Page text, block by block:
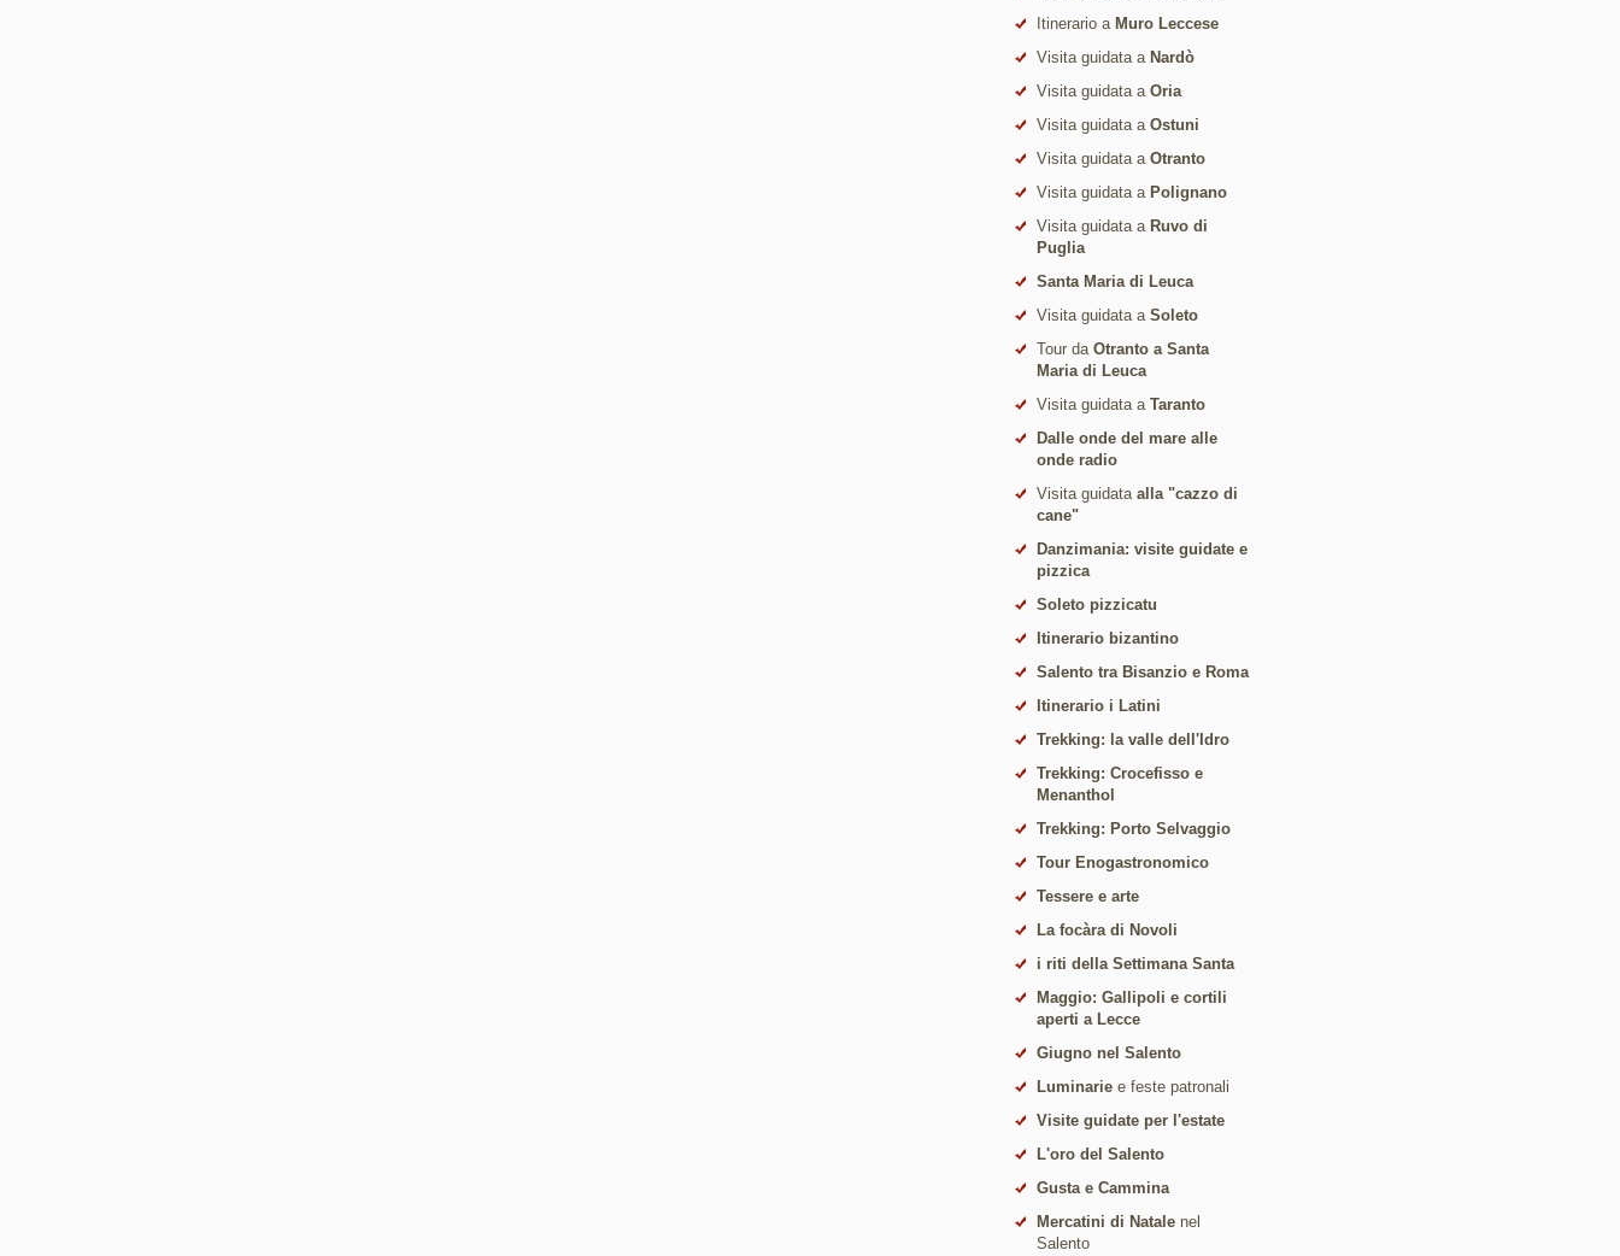
Itinerario a Muro Leccese
Visita guidata a Nardò
Visita guidata a Oria
Visita guidata a Ostuni
Visita guidata a Otranto
Visita guidata a Polignano
Visita guidata a Ruvo di
Puglia
Santa Maria di Leuca
Visita guidata a Soleto
Tour da Otranto a Santa
Maria di Leuca
Visita guidata a Taranto
Dalle onde del mare alle
onde radio
Visita guidata alla "cazzo di
cane"
Danzimania: visite guidate e
pizzica
Soleto pizzicatu
Itinerario bizantino
Salento tra Bisanzio e Roma
Itinerario i Latini
Trekking: la valle dell'Idro
Trekking: Crocefisso e
Menanthol
Trekking: Porto Selvaggio
Tour Enogastronomico
Tessere e arte
La focàra di Novoli
i riti della Settimana Santa
Maggio: Gallipoli e cortili
aperti a Lecce
Giugno nel Salento
Luminarie e feste patronali
Visite guidate per l'estate
L'oro del Salento
Gusta e Cammina
Mercatini di Natale nel
Salento